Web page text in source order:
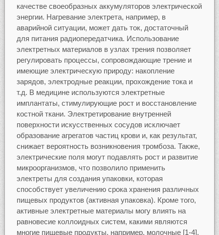
качестве своеобразных аккумуляторов электрической
энергии. Нагревание электрета, например, в
аварийной ситуации, может дать ток, достаточный
для питания радиопередатчика. Использование
электретных материалов в узлах трения позволяет
регулировать процессы, сопровождающие трение и
имеющие электрическую природу: накопление
зарядов, электродные реакции, прохождение тока и
т.д. В медицине используются электретные
имплантаты, стимулирующие рост и восстановление
костной ткани. Электретирование внутренней
поверхности искусственных сосудов исключает
образование агрегатов частиц крови и, как результат,
снижает вероятность возникновения тромбоза. Также,
электрические поля могут подавлять рост и развитие
микроорганизмов, что позволило применить
электреты для создания упаковки, которая
способствует увеличению срока хранения различных
пищевых продуктов (активная упаковка). Кроме того,
активные электретные материалы могу влиять на
равновесие коллоидных систем, какими являются
многие пищевые продукты, например, молочные [1-4].